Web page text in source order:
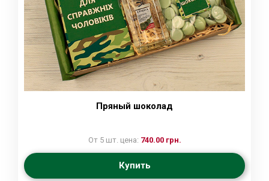
Пряный шоколад
От 5 шт. цена: 740.00 грн.
Купить